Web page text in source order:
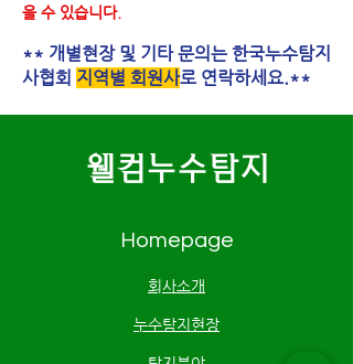
을 수 있습니다.
** 개별현장 및 기타 문의는 한국누수탐지
사협회 지역별 회원사로 연락하세요.**
웰컴누수탐지
Homepage
​회사소개
​누수탐지현장